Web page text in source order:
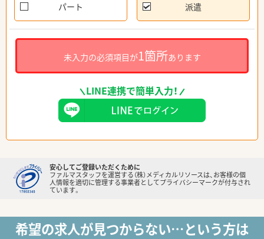
パート 派遣
未入力の必須項目が1箇所あります
LINE連携で簡単入力！
安心してご登録いただくために
ファルマスタッフを運営する（株）メディカルリソースは、お客様の個
人情報を適切に管理する事業者としてプライバシーマークが付与され
ています。
希望の求人が見つからない…という方は